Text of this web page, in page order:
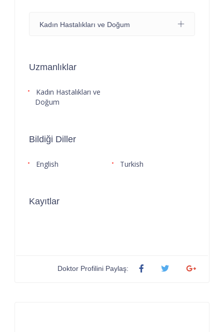
Kadın Hastalıkları ve Doğum
Uzmanlıklar
Kadın Hastalıkları ve
Doğum
Bildiği Diller
English Turkish
Kayıtlar
Doktor Profilini Paylaş: